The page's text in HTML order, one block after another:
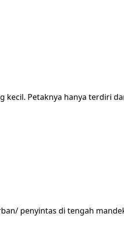
kecil. Petaknya hanya terdiri
penyintas di tengah